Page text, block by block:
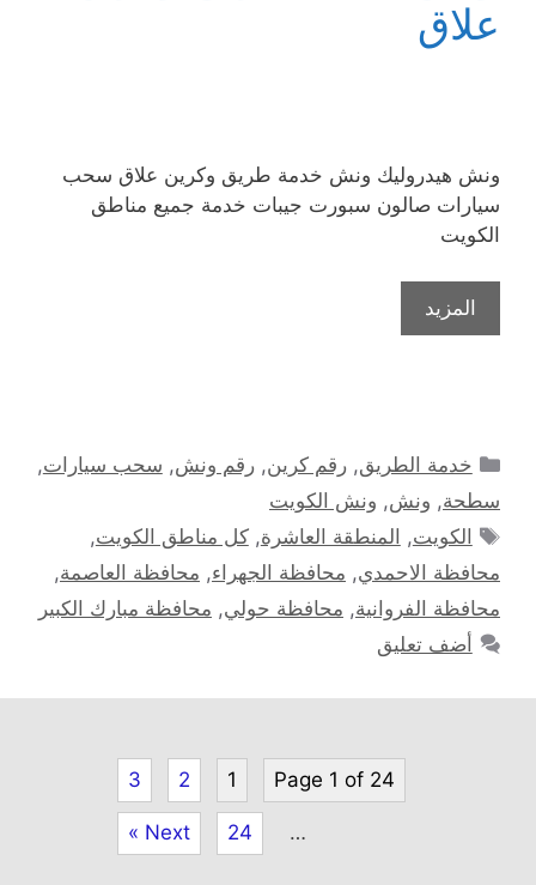
علاق
ونش هيدروليك ونش خدمة طريق وكرين علاق سحب
سيارات صالون سبورت جيبات خدمة جميع مناطق
الكويت
المزيد
التصنيفات
خدمة الطريق,رقم كرين,رقم ونش, سحب سيارات,
سطحة, ونش, ونش الكويت
الوسوم
الكويت, المنطقة العاشرة,كل مناطق الكويت,
محافظة الاحمدي, محافظة الجهراء, محافظة العاصمة,
محافظة الفروانية, محافظة حولي, محافظة مبارك الكبير
أضف تعليق
Page 1 of 24
1
2
3
…
24
Next »